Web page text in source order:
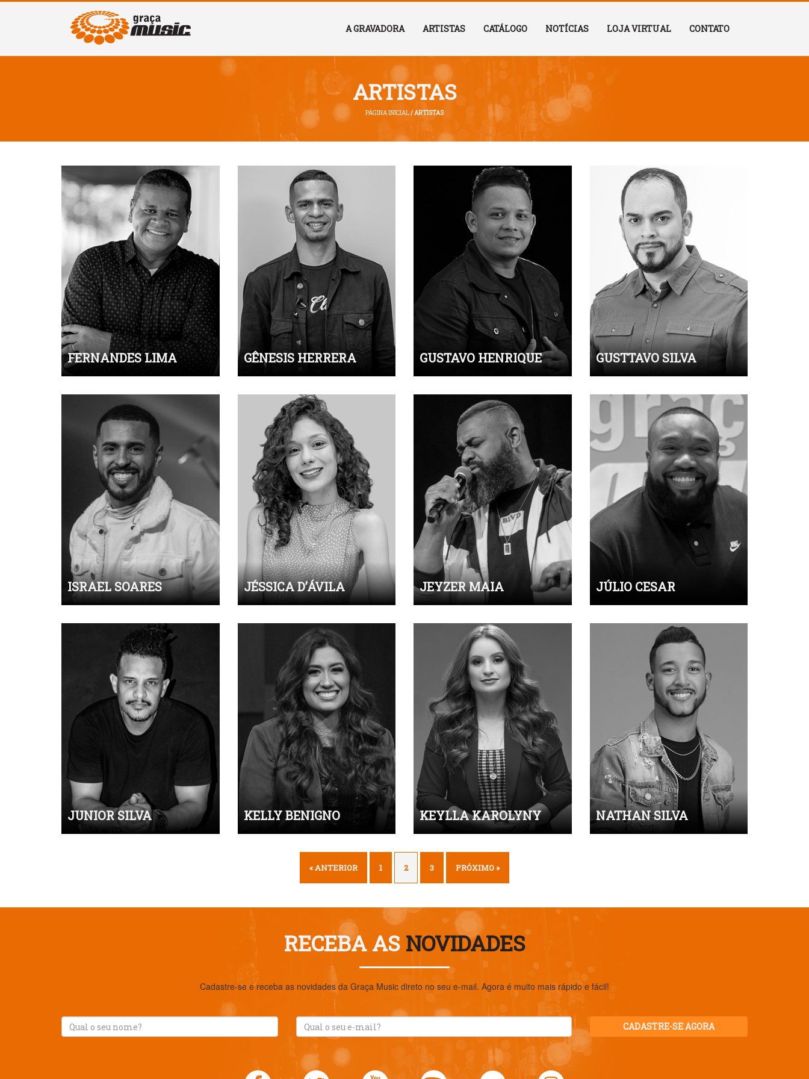
A GRAVADORA ARTISTAS CATÁLOGO NOTÍCIAS LOJA VIRTUAL CONTATO
ARTISTAS
PÁGINA INICIAL/ ARTISTAS
FERNANDES LIMA GÊNESIS HERRERA GUSTAVO HENRIQUE GUSTTAVO SILVA
ISRAEL SOARES JÉSSICA D’ÁVILA JEYZER MAIA JÚLIO CESAR
JUNIOR SILVA KELLY BENIGNO KEYLLA KAROLYNY NATHAN SILVA
« ANTERIOR 1 2 3 PRÓXIMO »
RECEBA AS NOVIDADES
Cadastre-se e receba as novidades da Graça Music direto no seu e-mail. Agora é muito mais rápido e fácil!
CADASTRE-SE AGORA